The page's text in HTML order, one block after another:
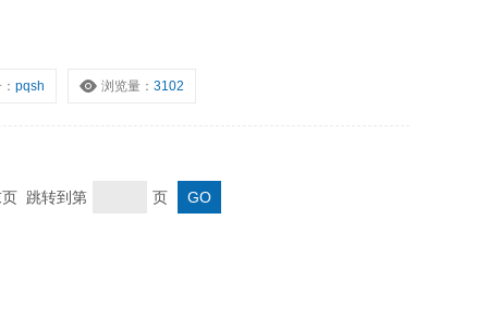
：pqsh 浏览量：3102
跳转到第 页